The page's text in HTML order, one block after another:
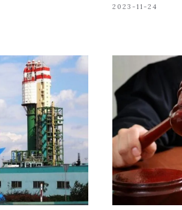
2023-11-24